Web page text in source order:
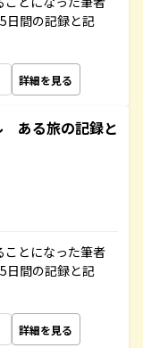
日間の記録と記
詳細を見る
ある旅の記録と
ことになった筆者
日間の記録と記
詳細を見る